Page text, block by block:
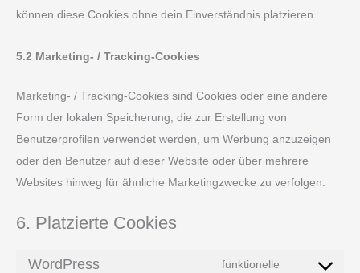
können diese Cookies ohne dein Einverständnis platzieren.
5.2 Marketing- / Tracking-Cookies
Marketing- / Tracking-Cookies sind Cookies oder eine andere
Form der lokalen Speicherung, die zur Erstellung von
Benutzerprofilen verwendet werden, um Werbung anzuzeigen
oder den Benutzer auf dieser Website oder über mehrere
Websites hinweg für ähnliche Marketingzwecke zu verfolgen.
6. Platzierte Cookies
WordPress funktionelle